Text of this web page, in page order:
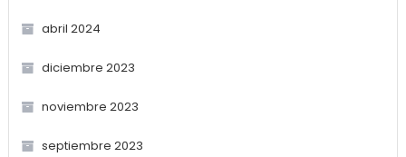
abril 2024
diciembre 2023
noviembre 2023
septiembre 2023